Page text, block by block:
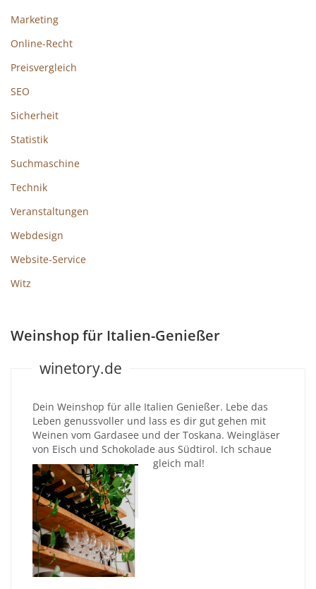
Marketing
Online-Recht
Preisvergleich
SEO
Sicherheit
Statistik
Suchmaschine
Technik
Veranstaltungen
Webdesign
Website-Service
Witz
Weinshop für Italien-Genießer
winetory.de
Dein Weinshop für alle Italien Genießer. Lebe das
Leben genussvoller und lass es dir gut gehen mit
Weinen vom Gardasee und der Toskana. Weingläser
von Eisch und Schokolade aus Südtirol. Ich schaue
gleich mal!